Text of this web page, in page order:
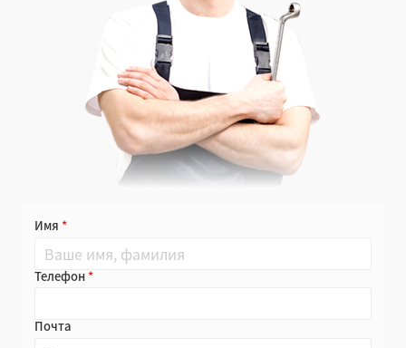
Имя
Телефон
Почта